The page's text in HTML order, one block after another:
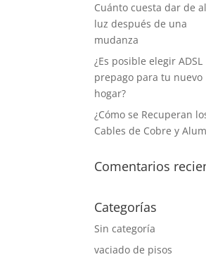
Cuánto cuesta dar de
luz después de una
mudanza
¿Es posible elegir ADSL
prepago para tu nuevo
hogar?
¿Cómo se Recuperan
Cables de Cobre y
Comentarios
Categorías
Sin categoría
vaciado de pisos